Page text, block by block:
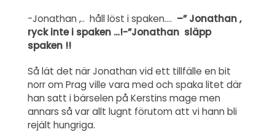
-Jonathan ,.. håll löst i spaken…. –” Jonathan ,
ryck inte i spaken …!-”Jonathan släpp
spaken !!
Så lät det närJonathan vid ett tillfälle en bit
norr om Prag ville vara med och spaka litet där
han satt i bärselen på Kerstins mage men
annars så var allt lugnt förutom att vi hann bli
rejält hungriga.